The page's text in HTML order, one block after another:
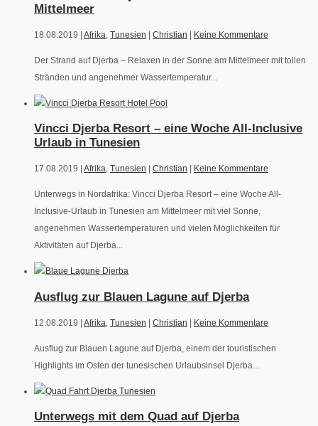
Mittelmeer
18.08.2019 | Afrika, Tunesien Christian Keine Kommentare
Der Strand auf Djerba – Relaxen in der Sonne am Mittelmeer mit tollen
Stränden und angenehmer Wassertemperatur...
Vincci Djerba Resort – eine Woche All-Inclusive
Urlaub in Tunesien
17.08.2019 | Afrika, Tunesien Christian Keine Kommentare
Unterwegs in Nordafrika: Vincci Djerba Resort – eine Woche All-
Inclusive-Urlaub in Tunesien am Mittelmeer mit viel Sonne,
angenehmen Wassertemperaturen und vielen Möglichkeiten für
Aktivitäten auf Djerba...
Ausflug zur Blauen Lagune auf Djerba
12.08.2019 | Afrika Tunesien | Christian | Keine Kommentare
Ausflug zur Blauen Lagune auf Djerba, einem der touristischen
Highlights im Osten der tunesischen Urlaubsinsel Djerba...
Unterwegs mit dem Quad auf Djerba